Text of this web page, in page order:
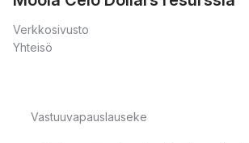
Verkkosivusto
Yhteisö
Vastuuvapauslauseke